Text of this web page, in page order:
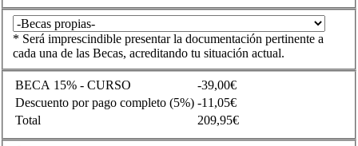
* Será imprescindible presentar la documentación pertinente a
cada una de las Becas, acreditando tu situación actual.
BECA 15% - CURSO
-39,00€
Descuento por pago completo (5%) -11,05€
Total
209,95€